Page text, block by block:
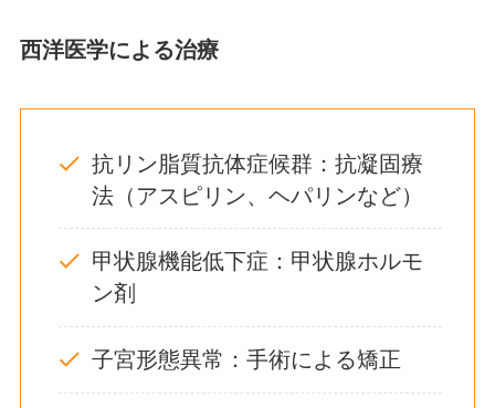
西洋医学による治療
抗リン脂質抗体症候群：抗凝固療
法（アスピリン、ヘパリンなど）
甲状腺機能低下症：甲状腺ホルモ
ン剤
子宮形態異常：手術による矯正